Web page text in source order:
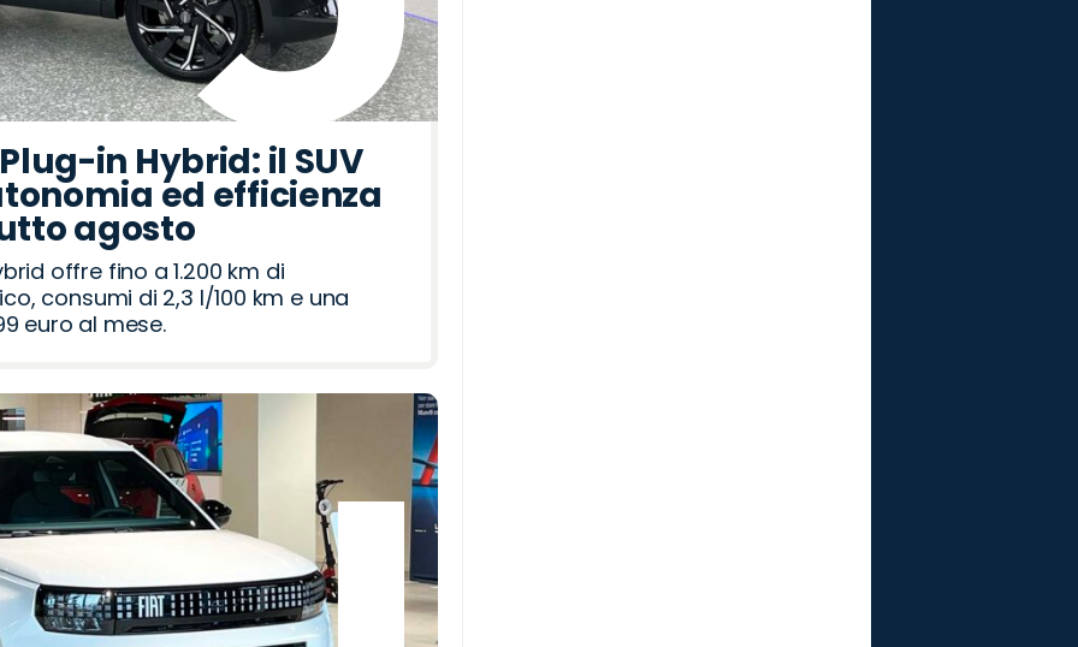
in Hybrid: il SUV
ed efficienza
agosto
offre fino a 1.200 km di
consumi di 2,3 l/100 km e una
euro al mese.